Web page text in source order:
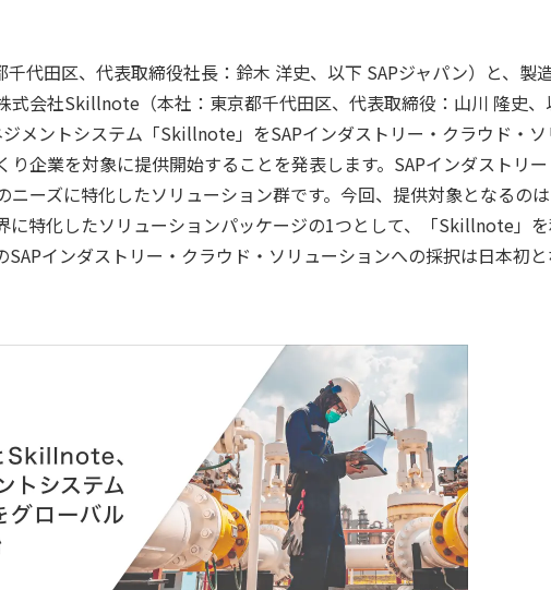
代田区、代表取締役社長：鈴木 洋史、以下 SAPジャパン）と、製
式会社Skillnote（本社：東京都千代田区、代表取締役：山川 隆史、
メントシステム「Skillnote」をSAPインダストリー・クラウド・ソ
り企業を対象に提供開始することを発表します。SAPインダストリ
ニーズに特化したソリューション群です。今回、提供対象となるのは
に特化したソリューションパッケージの1つとして、「Skillnote」
インダストリー・クラウド・ソリューションへの採択は日本初